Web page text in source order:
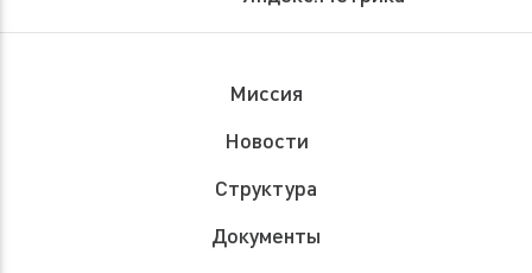
Миссия
Новости
Структура
Документы